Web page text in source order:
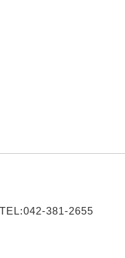
381-2655